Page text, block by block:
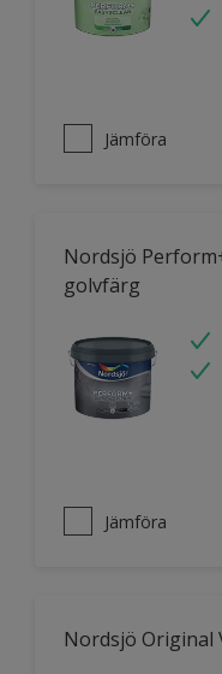
Jämföra
Nordsjö
golvfärg
Jämföra
Nordsjö Original